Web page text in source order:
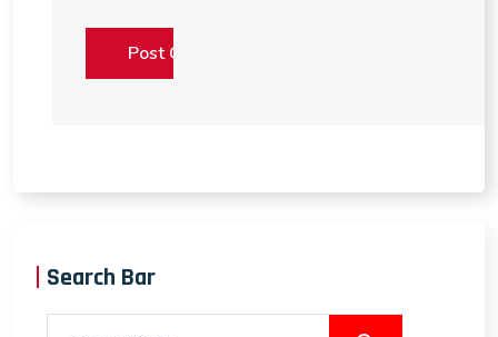
Search Bar